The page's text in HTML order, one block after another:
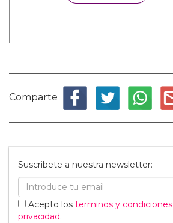
Comparte
Suscribete a nuestra newsletter:
Acepto los terminos y condiciones
privacidad.